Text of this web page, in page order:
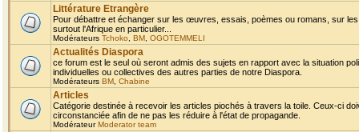
Littérature Etrangère
Pour débattre et échanger sur les œuvres, essais, poèmes ou romans, sur
surtout l'Afrique en particulier...
Modérateurs Tchoko BM OGOTEMMELI
Actualités Diaspora
ce forum est le seul où seront admis des sujets en rapport avec la situation
individuelles ou collectives des autres parties de notre Diaspora.
Modérateurs BM Chabine
Articles
Catégorie destinée à recevoir les articles piochés à travers la toile. Ceux-ci
circonstanciée afin de ne pas les réduire à l'état de propagande.
ModérateurModerator team